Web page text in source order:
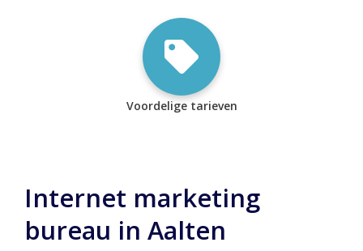
Voordelige tarieven
Internet marketing
bureau in Aalten